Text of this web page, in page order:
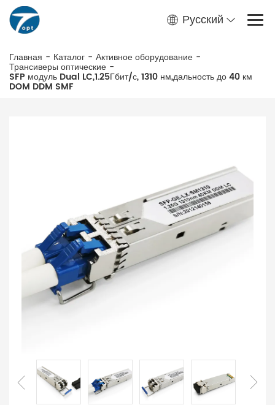
Русский
Главная - Каталог - Активное оборудование -
Трансиверы оптические -
SFP модуль Dual LC,1.25Гбит/с, 1310 нм,дальность до 40 км
DOM DDM SMF